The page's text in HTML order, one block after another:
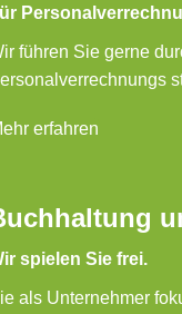
führen Sie gerne
erfahren
spielen Sie frei.
als Unternehmer